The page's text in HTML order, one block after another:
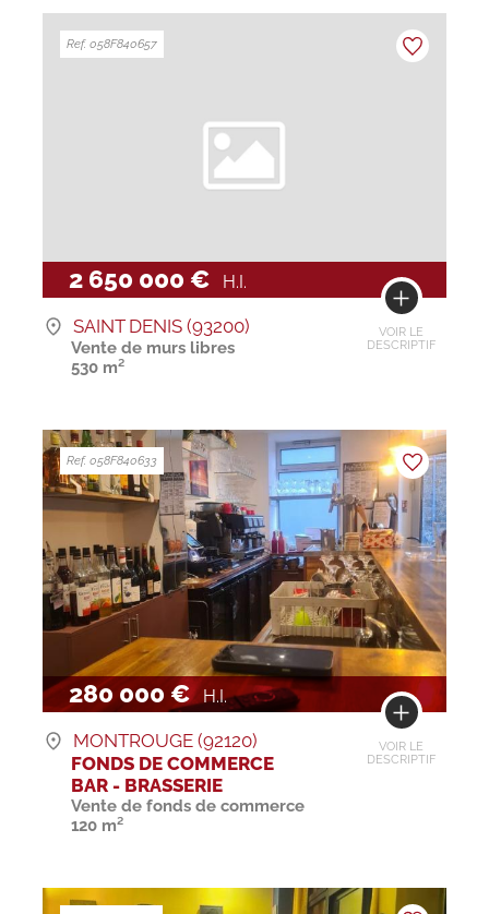
2 650 000 € H.I.
VOIR LE
DESCRIPTIF
Ref. 058F840657
SAINT DENIS (93200)
Vente de murs libres
530 m²
280 000 € H.I.
VOIR LE
DESCRIPTIF
Ref. 058F840633
MONTROUGE (92120)
FONDS DE COMMERCE
BAR - BRASSERIE
Vente de fonds de commerce
120 m²